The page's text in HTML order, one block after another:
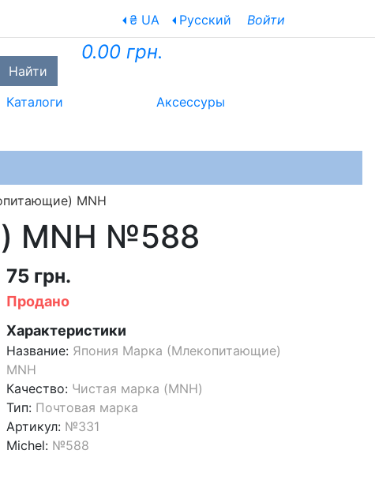
₴ UA Русский Войти
Найти
0.00 грн.
Каталоги Аксессуры
MNH
MNH №588
75 грн.
Продано
Характеристики
Название: Япония Марка (Млекопитающие)
MNH
Качество: Чистая марка (MNH)
Тип: Почтовая марка
Артикул: №331
Michel: №588